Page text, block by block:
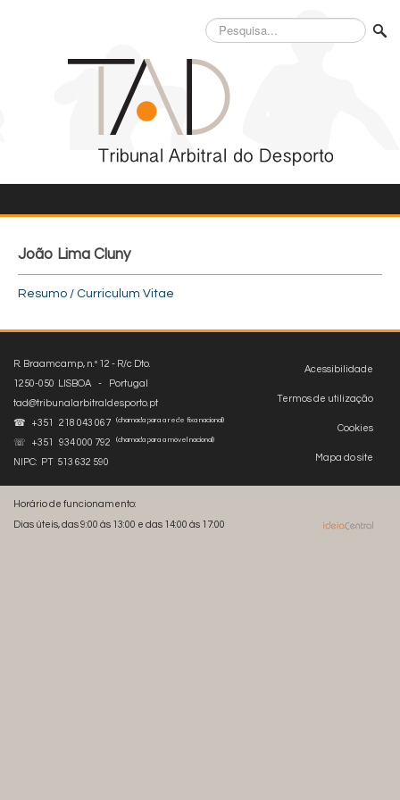
Pesquisa...
João Lima Cluny
Resumo / Curriculum Vitae
Acessibilidade
Termos de utilização
Cookies
Mapa do site
R. Braamcamp, n.º 12 - R/c Dto.
1250-050 LISBOA - Portugal
tad@tribunalarbitraldesporto.pt
☎ +351 218 043 067
(chamada para a rede fixa nacional)
☏ +351 934 000 792 (chamada para a móvel nacional)
NIPC: PT 513 632 590
Horário de funcionamento:
Dias úteis, das 9:00 às 13:00 e das 14:00 às 17:00